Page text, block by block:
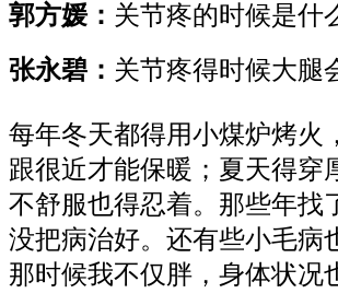
郭方媛： 关节疼的时候是什
张永碧 ： 关节疼得时候大腿
每年冬天都得用小煤炉烤火
跟很近才能保暖；夏天得穿
不舒服也得忍着。那些年找
没把病治好。还有些小毛病
那时候我不仅胖，身体状况